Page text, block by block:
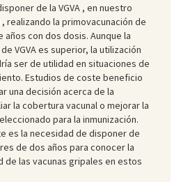
de la VGVA , en nuestro
realizando la primovacunación de
con dos dosis. Aunque la
VGVA es superior, la utilización
ser de utilidad en situaciones de
Estudios de coste beneficio
una decisión acerca de la
la cobertura vacunal o mejorar la
para la inmunización.
es la necesidad de disponer de
de dos años para conocer la
de las vacunas gripales en estos